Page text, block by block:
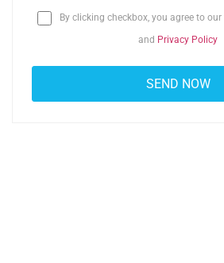
By clicking checkbox, you agree to our
and Privacy Policy